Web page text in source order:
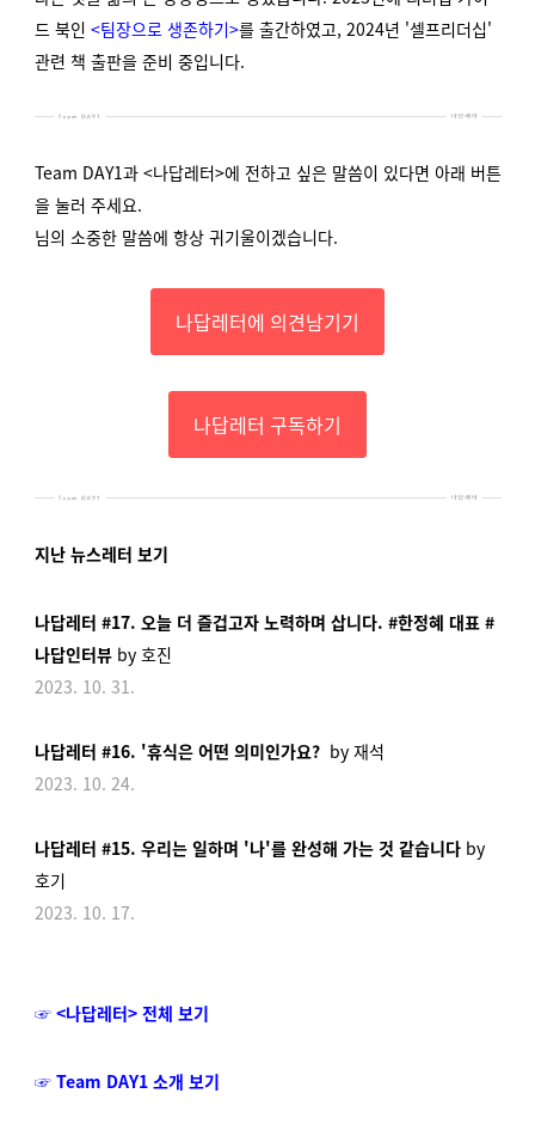
드 북인 <팀장으로 생존하기>를 출간하였고, 2024년 '셀프리더십'
관련 책 출판을 준비 중입니다.
Team DAY1과 <나답레터>에 전하고 싶은 말씀이 있다면 아래 버튼
을 눌러 주세요.
님의 소중한 말씀에 항상 귀기울이겠습니다.
나답레터에 의견남기기
나답레터 구독하기
지난 뉴스레터 보기
나답레터 #17. 오늘 더 즐겁고자 노력하며 삽니다. #한정혜 대표 #
나답인터뷰 by 호진
2023. 10. 31.
나답레터 #16. '휴식은 어떤 의미인가요? by 재석
2023. 10. 24.
나답레터 #15. 우리는 일하며 '나'를 완성해 가는 것 같습니다 by
호기
2023. 10. 17.
☞ <나답레터> 전체 보기
☞ Team DAY1 소개 보기